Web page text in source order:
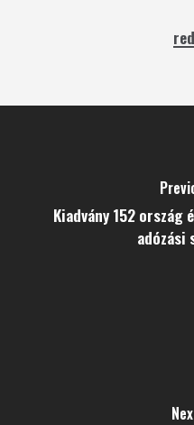
Kiadvány 152
adózási